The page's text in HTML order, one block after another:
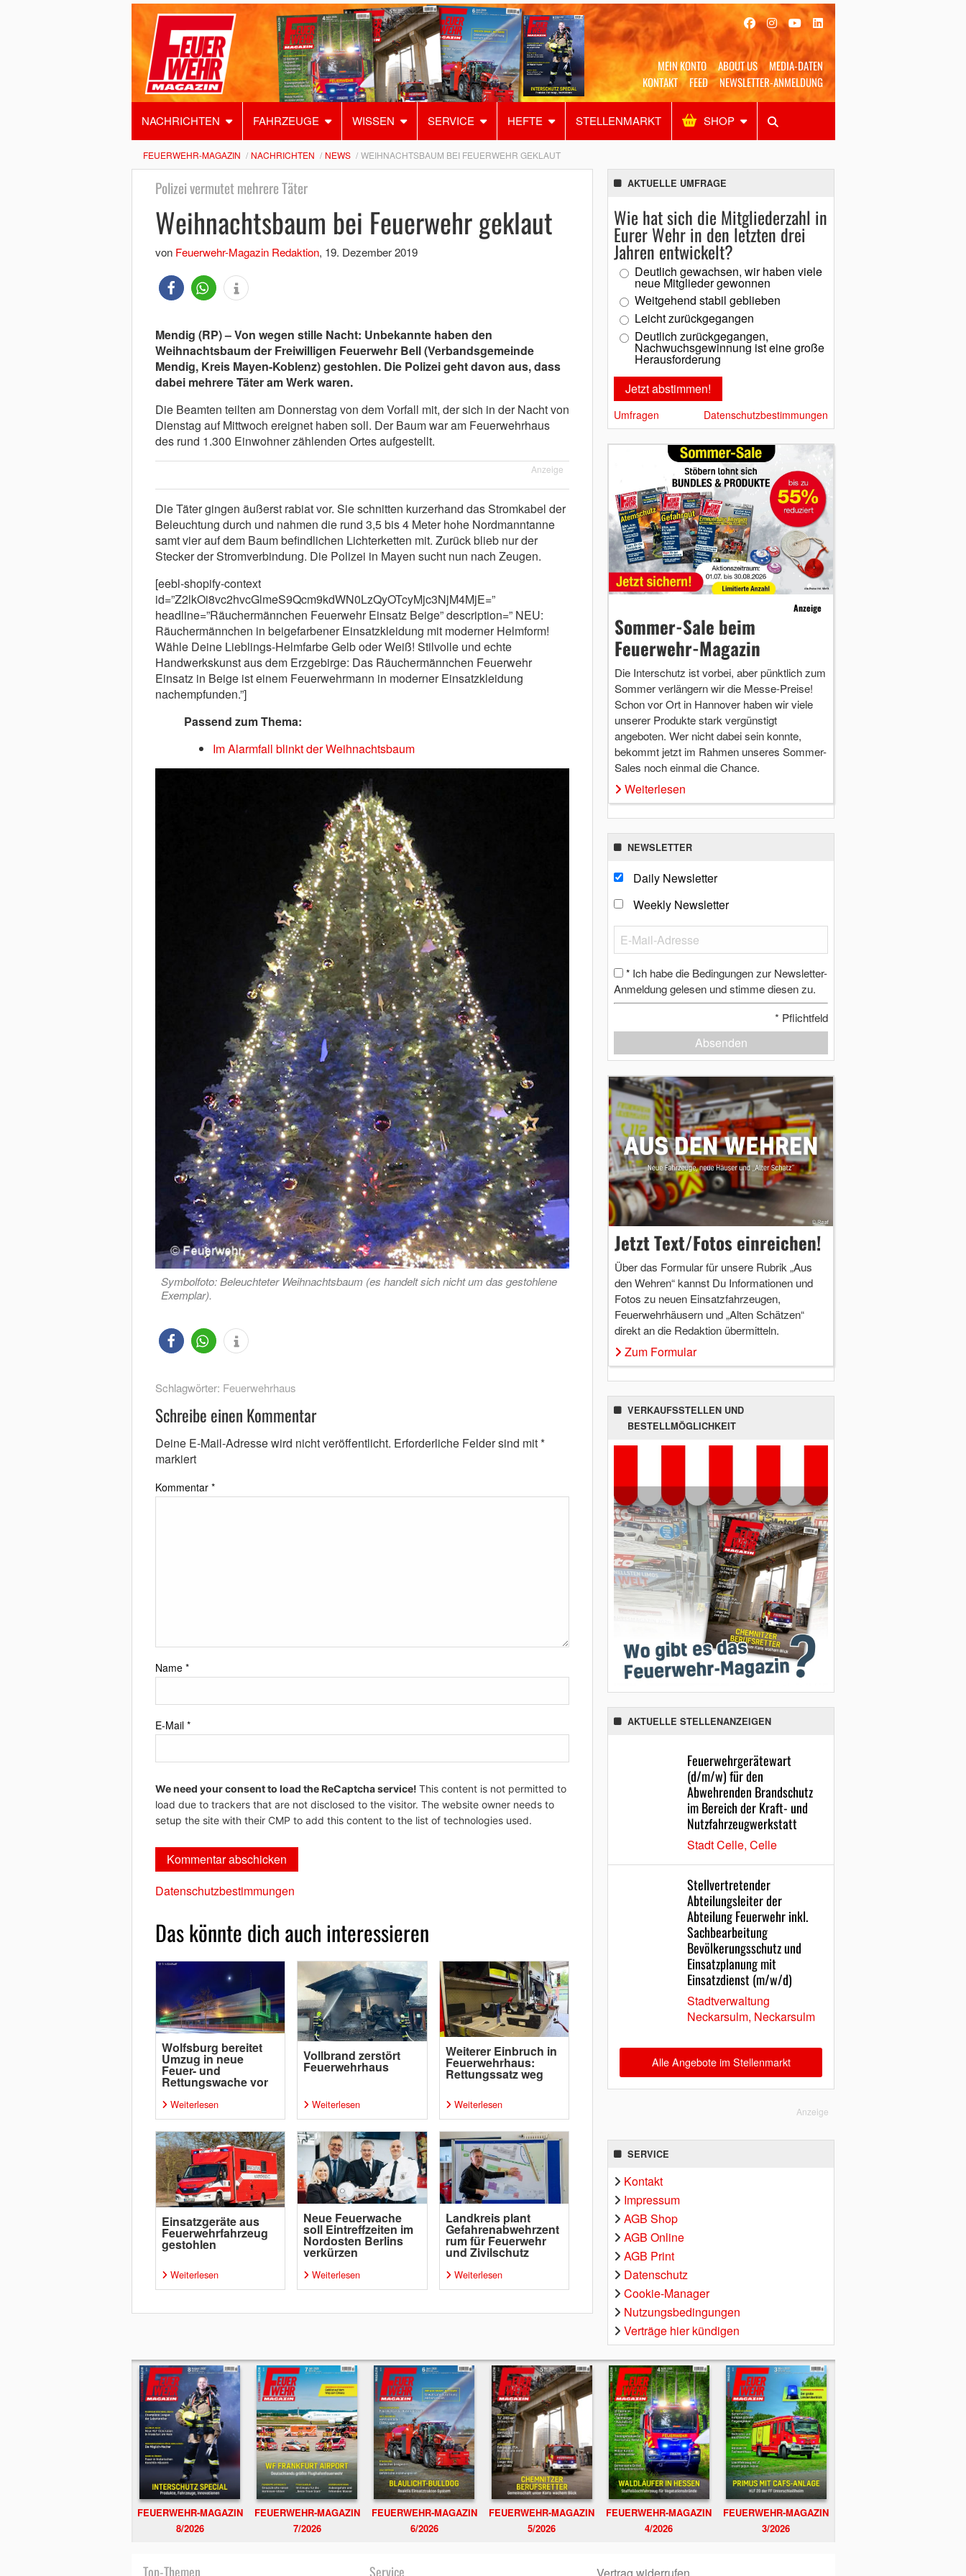
MEIN KONTO ABOUT US
MEDIA-DATEN
KONTAKT
FEED NEWSLETTER-ANMELDUNG
NACHRICHTEN FAHRZEUGE WISSEN SERVICE HEFTE STELLENMARKT SHOP
Alles Shop SUCHEN
FEUERWEHR-MAGAZIN NACHRICHTEN NEWS WEIHNACHTSBAUM BEI FEUERWEHR GEKLAUT
Polizei vermutet mehrere Täter
Weihnachtsbaum bei Feuerwehr geklaut
von Feuerwehr-Magazin Redaktion, 19. Dezember 2019
Mendig (RP) – Von wegen stille Nacht: Unbekannte haben den
Weihnachtsbaum der Freiwilligen Feuerwehr Bell (Verbandsgemeinde
Mendig, Kreis Mayen-Koblenz) gestohlen. Die Polizei geht davon aus, dass
dabei mehrere Täter am Werk waren.
Die Beamten teilten am Donnerstag von dem Vorfall mit, der sich in der Nacht von
Dienstag auf Mittwoch ereignet haben soll. Der Baum war am Feuerwehrhaus
des rund 1.300 Einwohner zählenden Ortes aufgestellt.
Anzeige
Die Täter gingen äußerst rabiat vor. Sie schnitten kurzerhand das Stromkabel der
Beleuchtung durch und nahmen die rund 3,5 bis 4 Meter hohe Nordmanntanne
samt vier auf dem Baum befindlichen Lichterketten mit. Zurück blieb nur der
Stecker der Stromverbindung. Die Polizei in Mayen sucht nun nach Zeugen.
[eebl-shopify-context
id=”Z2lkOi8vc2hvcGlmeS9Qcm9kdWN0LzQyOTcyMjc3NjM4MjE=”
headline=”Räuchermännchen Feuerwehr Einsatz Beige” description=” NEU:
Räuchermännchen in beigefarbener Einsatzkleidung mit moderner Helmform!
Wähle Deine Lieblings-Helmfarbe Gelb oder Weiß! Stilvolle und echte
Handwerkskunst aus dem Erzgebirge: Das Räuchermännchen Feuerwehr
Einsatz in Beige ist einem Feuerwehrmann in moderner Einsatzkleidung
nachempfunden.”]
Passend zum Thema:
Im Alarmfall blinkt der Weihnachtsbaum
Symbolfoto: Beleuchteter Weihnachtsbaum (es handelt sich nicht um das gestohlene
Exemplar).
Schlagwörter: Feuerwehrhaus
Schreibe einen Kommentar
Deine E-Mail-Adresse wird nicht veröffentlicht. Erforderliche Felder sind mit*
markiert
Kommentar *
Name *
E-Mail *
We need your consent to load the ReCaptcha service! This content is not permitted to
load due to trackers that are not disclosed to the visitor. The website owner needs to
setup the site with their CMP to add this content to the list of technologies used.
Datenschutzbestimmungen
Das könnte dich auch interessieren
Wolfsburg bereitet
Umzug in neue
Feuer- und
Rettungswache vor
Weiterlesen
Vollbrand zerstört
Feuerwehrhaus
Weiterlesen
Weiterer Einbruch in
Feuerwehrhaus:
Rettungssatz weg
Weiterlesen
Einsatzgeräte aus
Feuerwehrfahrzeug
gestohlen
Weiterlesen
Neue Feuerwache
soll Eintreffzeiten im
Nordosten Berlins
verkürzen
Weiterlesen
Landkreis plant
Gefahrenabwehrzent
rum für Feuerwehr
und Zivilschutz
Weiterlesen
AKTUELLE UMFRAGE
Wie hat sich die Mitgliederzahl in
Eurer Wehr in den letzten drei
Jahren entwickelt?
Deutlich gewachsen, wir haben viele
neue Mitglieder gewonnen
Weitgehend stabil geblieben
Leicht zurückgegangen
Deutlich zurückgegangen,
Nachwuchsgewinnung ist eine große
Herausforderung
Umfragen Datenschutzbestimmungen
Anzeige
Sommer-Sale beim
Feuerwehr-Magazin
Die Interschutz ist vorbei, aber pünktlich zum
Sommer verlängern wir die Messe-Preise!
Schon vor Ort in Hannover haben wir viele
unserer Produkte stark vergünstigt
angeboten. Wer nicht dabei sein konnte,
bekommt jetzt im Rahmen unseres Sommer-
Sales noch einmal die Chance.
Weiterlesen
NEWSLETTER
Daily Newsletter
Weekly Newsletter
* Ich habe die Bedingungen zur Newsletter-
Anmeldung gelesen und stimme diesen zu.
* Pflichtfeld
Absenden
Jetzt Text/Fotos einreichen!
Über das Formular für unsere Rubrik „Aus
den Wehren“ kannst Du Informationen und
Fotos zu neuen Einsatzfahrzeugen,
Feuerwehrhäusern und „Alten Schätzen“
direkt an die Redaktion übermitteln.
Zum Formular
VERKAUFSSTELLEN UND
BESTELLMÖGLICHKEIT
AKTUELLE STELLENANZEIGEN
Feuerwehrgerätewart
(d/m/w) für den
Abwehrenden Brandschutz
im Bereich der Kraft- und
Nutzfahrzeugwerkstatt
Stadt Celle, Celle
Stellvertretender
Abteilungsleiter der
Abteilung Feuerwehr inkl.
Sachbearbeitung
Bevölkerungsschutz und
Einsatzplanung mit
Einsatzdienst (m/w/d)
Stadtverwaltung
Neckarsulm, Neckarsulm
Alle Angebote im Stellenmarkt
Anzeige
SERVICE
Kontakt
Impressum
AGB Shop
AGB Online
AGB Print
Datenschutz
Cookie-Manager
Nutzungsbedingungen
Verträge hier kündigen
FEUERWEHR-MAGAZIN
8/2026
FEUERWEHR-MAGAZIN
7/2026
FEUERWEHR-MAGAZIN
6/2026
FEUERWEHR-MAGAZIN
5/2026
FEUERWEHR-MAGAZIN
4/2026
FEUERWEHR-MAGAZIN
3/2026
Top-Themen Service